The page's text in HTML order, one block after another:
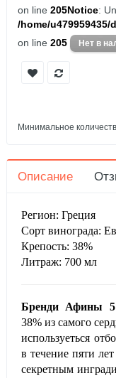
on line 205Notice:
/home/
on line 205
Минимальное
Описание
Регион: Греция
Сорт винограда:
Крепость: 38%
Литраж: 700 мл
Бренди Афины 5
38% из самого
используеться
в течение пяти
секретным